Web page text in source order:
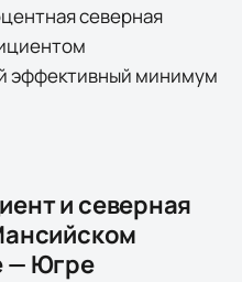
северная
эффективный минимум
и северная
— Югре